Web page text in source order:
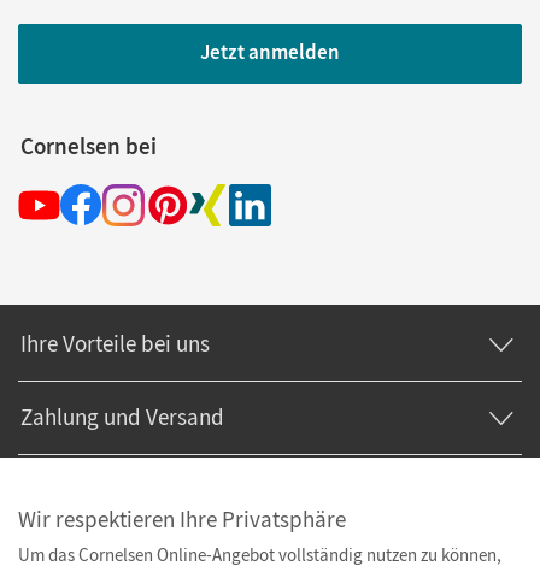
Jetzt anmelden
Cornelsen bei
Ihre Vorteile bei uns
Zahlung und Versand
Wir respektieren Ihre Privatsphäre
Um das Cornelsen Online-Angebot vollständig nutzen zu können,